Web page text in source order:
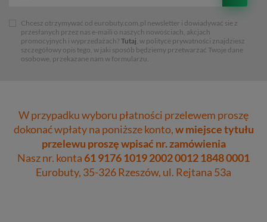
Chcesz otrzymywać od eurobuty.com.pl newsletter i dowiadywać sie z
przesłanych przez nas e-maili o naszych nowościach, akcjach
promocyjnych i wyprzedażach? Tutaj, w polityce prywatności znajdziesz
szczegółowy opis tego, w jaki sposób będziemy przetwarzać Twoje dane
osobowe, przekazane nam w formularzu.
W przypadku wyboru płatności przelewem proszę
dokonać wpłaty na poniższe konto,w miejsce tytułu
przelewu proszę wpisać nr. zamówienia
Nasz nr. konta61 9176 1019 2002 0012 1848 0001
Eurobuty, 35-326 Rzeszów, ul. Rejtana 53a